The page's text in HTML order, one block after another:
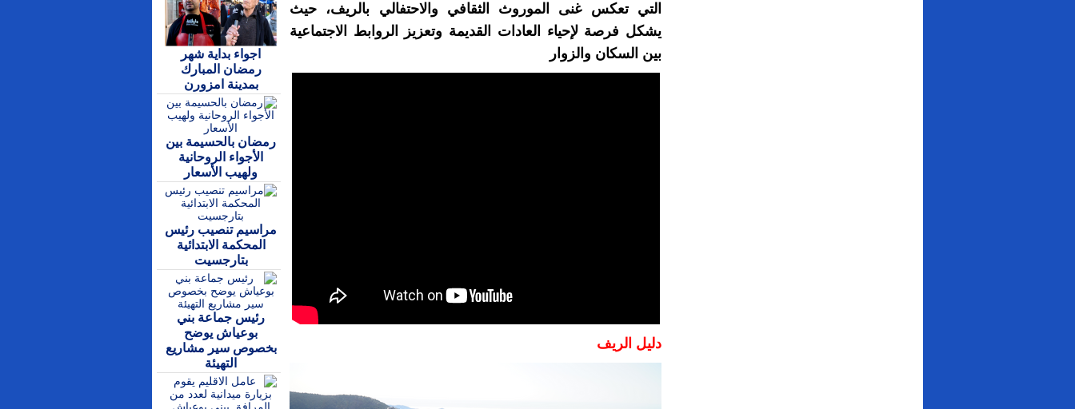
التي تعكس غنى الموروث الثقافي والاحتفالي بالريف، حيث
يشكل فرصة لإحياء العادات القديمة وتعزيز الروابط الاجتماعية
بين السكان والزوار
دليل الريف
اجواء بداية شهر
رمضان المبارك
بمدينة امزورن
رمضان بالحسيمة بين
الأجواء الروحانية
ولهيب الأسعار
مراسيم تنصيب رئيس
المحكمة الابتدائية
بتارجسيت
رئيس جماعة بني
بوعياش يوضح
بخصوص سير مشاريع
التهيئة